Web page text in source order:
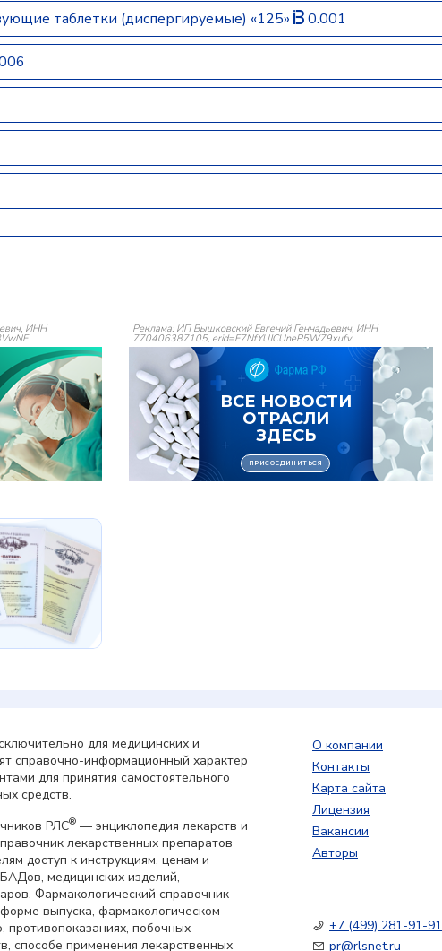
таблетки (диспергируемые) «125» 0.001
ИНН Реклама: ИП Вышковский Евгений Геннадьевич, ИНН
770406387105, erid=F7NfYUJCUneP5W79xufv
для медицинских и
справочно-информационный характер
для принятия самостоятельного
средств.
РЛС® — энциклопедия лекарств и
лекарственных препаратов
доступ к инструкциям, ценам и
медицинских изделий,
Фармакологический справочник
выпуска, фармакологическом
противопоказаниях, побочных
способе применения лекарственных
О компании
Контакты
Карта сайта
Лицензия
Вакансии
Авторы
+7 (499) 281-91-91
pr@rlsnet.ru